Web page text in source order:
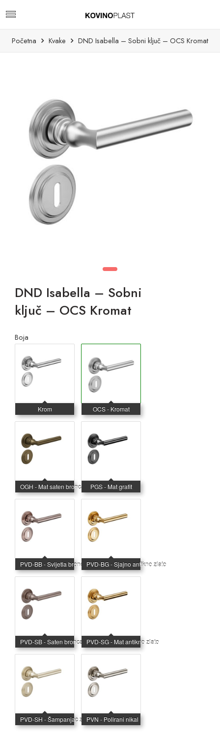
Početna Kvake DND Isabella – Sobni ključ – OCS Kromat
DND Isabella – Sobni
ključ – OCS Kromat
Boja